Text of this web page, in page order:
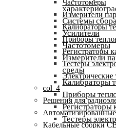
Частотомеры
Измерители
Калибраторы
Приборы
Регистраторы
Тестеры
Электрические
col_4
Решения для
Кабельные сборки
Системы
Усилители
Частотомеры
Измерители
среды
Калибраторы
Приборы
Регистраторы
Тестеры